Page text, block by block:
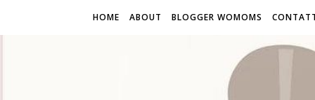
HOME ABOUT BLOGGER WOMOMS